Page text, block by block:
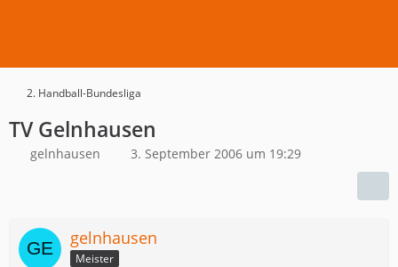
2. Handball-Bundesliga
TV Gelnhausen
gelnhausen 3. September 2006 um 19:29
gelnhausen
Meister